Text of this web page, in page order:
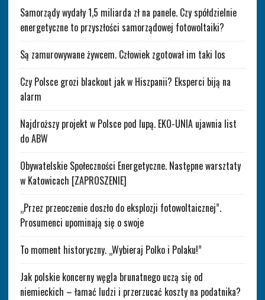
Samorządy wydały 1,5 miliarda zł na panele. Czy spółdzielnie
energetyczne to przyszłości samorządowej fotowoltaiki?
Są zamurowywane żywcem. Człowiek zgotował im taki los
Czy Polsce grozi blackout jak w Hiszpanii? Eksperci biją na
alarm
Najdroższy projekt w Polsce pod lupą. EKO-UNIA ujawnia list
do ABW
Obywatelskie Społeczności Energetyczne. Następne warsztaty
w Katowicach [ZAPROSZENIE]
„Przez przeoczenie doszło do eksplozji fotowoltaicznej”.
Prosumenci upominają się o swoje
To moment historyczny. „Wybieraj Polko i Polaku!”
Jak polskie koncerny węgla brunatnego uczą się od
niemieckich – łamać ludzi i przerzucać koszty na podatnika?